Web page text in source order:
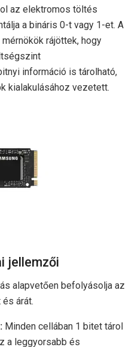
az elektromos töltés
a bináris 0-t vagy 1-et. A
rájöttek, hogy
információ is tárolható,
kialakulásához vezetett.
jellemzői
alapvetően befolyásolja az
árát.
Minden cellában 1 bitet tárol
a leggyorsabb és